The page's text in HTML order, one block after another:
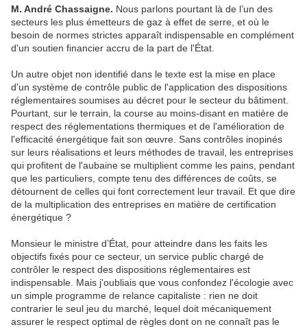
M. André Chassaigne. Nous parlons pourtant là de l’un des
secteurs les plus émetteurs de gaz à effet de serre, et où le
besoin de normes strictes apparaît indispensable en complément
d'un soutien financier accru de la part de l'État.
Un autre objet non identifié dans le texte est la mise en place
d'un système de contrôle public de l'application des dispositions
réglementaires soumises au décret pour le secteur du bâtiment.
Pourtant, sur le terrain, la course au moins-disant en matière de
respect des réglementations thermiques et de l'amélioration de
l'efficacité énergétique fait son œuvre. Sans contrôles inopinés
sur leurs réalisations et leurs méthodes de travail, les entreprises
qui profitent de l'aubaine se multiplient comme les pains, pendant
que les particuliers, compte tenu des différences de coûts, se
détournent de celles qui font correctement leur travail. Et que dire
de la multiplication des entreprises en matière de certification
énergétique ?
Monsieur le ministre d’État, pour atteindre dans les faits les
objectifs fixés pour ce secteur, un service public chargé de
contrôler le respect des dispositions réglementaires est
indispensable. Mais j'oubliais que vous confondez l'écologie avec
un simple programme de relance capitaliste : rien ne doit
contrarier le seul jeu du marché, lequel doit mécaniquement
assurer le respect optimal de règles dont on ne connaît pas le